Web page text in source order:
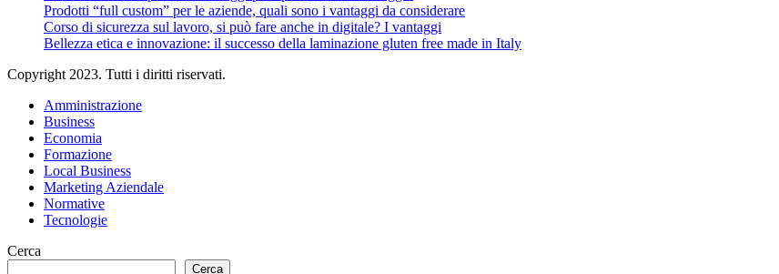
Prodotti “full custom” per le aziende, quali sono i vantaggi da considerare
Corso di sicurezza sul lavoro, si può fare anche in digitale? I vantaggi
Bellezza etica e innovazione: il successo della laminazione gluten free made in Italy
Copyright 2023. Tutti i diritti riservati.
Amministrazione
Business
Economia
Formazione
Local Business
Marketing Aziendale
Normative
Tecnologie
Cerca
Cerca